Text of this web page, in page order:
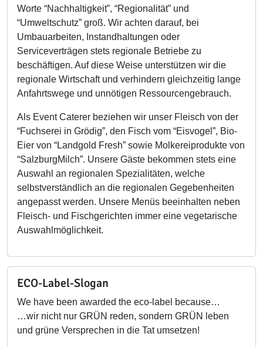
Worte “Nachhaltigkeit”, “Regionalität” und
“Umweltschutz” groß. Wir achten darauf, bei
Umbauarbeiten, Instandhaltungen oder
Serviceverträgen stets regionale Betriebe zu
beschäftigen. Auf diese Weise unterstützen wir die
regionale Wirtschaft und verhindern gleichzeitig lange
Anfahrtswege und unnötigen Ressourcengebrauch.
Als Event Caterer beziehen wir unser Fleisch von der
“Fuchserei in Grödig”, den Fisch vom “Eisvogel”, Bio-
Eier von “Landgold Fresh” sowie Molkereiprodukte von
“SalzburgMilch”. Unsere Gäste bekommen stets eine
Auswahl an regionalen Spezialitäten, welche
selbstverständlich an die regionalen Gegebenheiten
angepasst werden. Unsere Menüs beeinhalten neben
Fleisch- und Fischgerichten immer eine vegetarische
Auswahlmöglichkeit.
ECO-Label-Slogan
We have been awarded the eco-label because…
…wir nicht nur GRÜN reden, sondern GRÜN leben
und grüne Versprechen in die Tat umsetzen!